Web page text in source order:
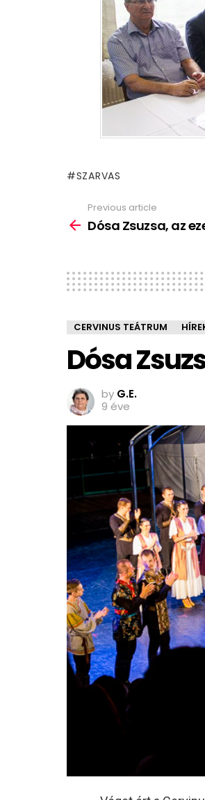
SZARVAS
more
Previous article
Dósa Zsuzsa, az
CERVINUS TEÁTRUM
Dósa
by G.E.
9 éve